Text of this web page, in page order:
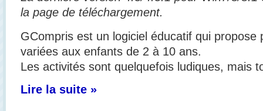
la page de téléchargement.
GCompris est un logiciel éducatif qui propose
variées aux enfants de 2 à 10 ans.
Les activités sont quelquefois ludiques, mais
Lire la suite »